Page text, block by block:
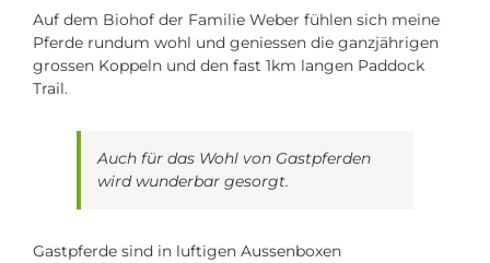
Auf dem Biohof der Familie Weber fühlen sich meine
Pferde rundum wohl und geniessen die ganzjährigen
grossen Koppeln und den fast 1km langen Paddock
Trail.
Auch für das Wohl von Gastpferden
wird wunderbar gesorgt.
Gastpferde sind in luftigen Aussenboxen